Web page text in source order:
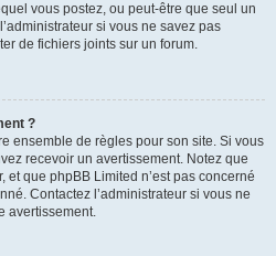
vous postez, ou peut-être que seul un
si vous ne savez pas
de fichiers joints sur un forum.
?
ensemble de règles pour son site. Si vous
recevoir un avertissement. Notez que
et que phpBB Limited n’est pas concerné
Contactez l’administrateur si vous ne
avertissement.